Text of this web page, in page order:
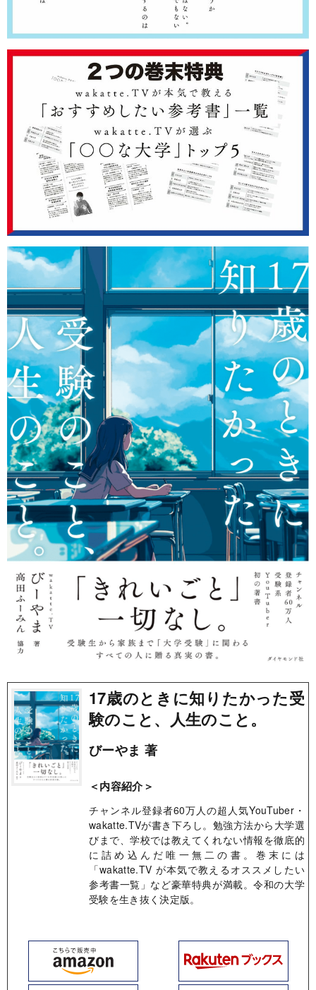
17歳のときに知りたかった受
験のこと、人生のこと。
びーやま 著
＜内容紹介＞
チャンネル登録者60万人の超人気YouTuber・
wakatte.TVが書き下ろし。勉強方法から大学選
びまで、学校では教えてくれない情報を徹底的
に詰め込んだ唯一無二の書。巻末には
「wakatte.TV が本気で教えるオススメしたい
参考書一覧」など豪華特典が満載。令和の大学
受験を生き抜く決定版。